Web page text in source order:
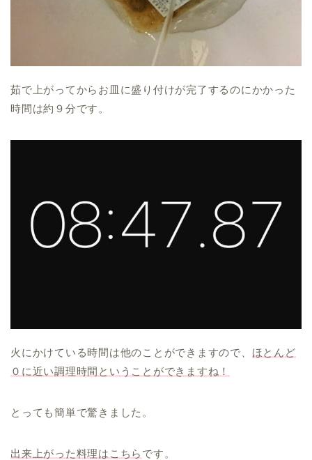
茹で上がってからお皿に盛り付けが完了するのにかかった
時間は約９分です。
火にかけている時間は他のことができますので、 ほとんど
０に近い調理時間ということができますね！
とっても簡単で驚きました。
出来上がった料理はこちら です。